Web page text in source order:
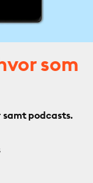
som
samt podcasts.